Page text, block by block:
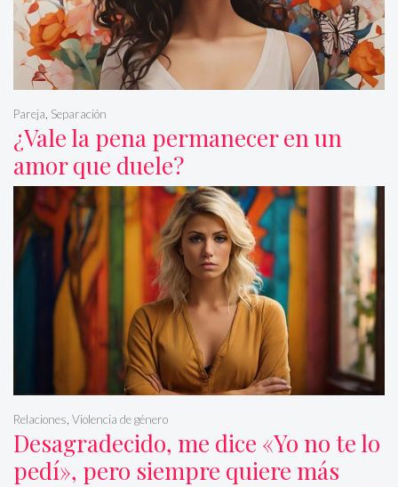
¿Vale la pena permanecer en un
amor que duele?
Pareja Separación
Desagradecido, me dice «Yo no te lo
pedí», pero siempre quiere más
Relaciones Violencia de género